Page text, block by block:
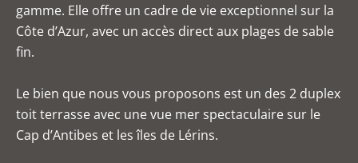
gamme. Elle offre un cadre de vie exceptionnel sur la
Côte d’Azur, avec un accès direct aux plages de sable
fin.
Le bien que nous vous proposons est un des 2 duplex
toit terrasse avec une vue mer spectaculaire sur le
Cap d’Antibes et les îles de Lérins.